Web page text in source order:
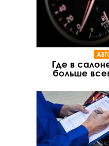
Где в
больше